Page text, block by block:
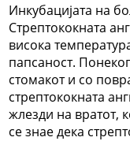
Инкубацијата на
Стрептококната
висока
папсаност.
стомакот и со
стрептококната
жлезди на вратот,
се знае дека